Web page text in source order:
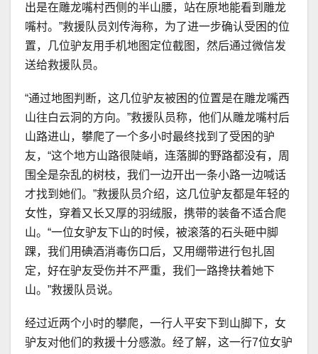
出是在雕龙嘴村西侧的半山腰，站在原地能看到雕龙
嘴村。”救援队员刘传海称，为了进一步确认受困的位
置，几位驴友用手机地图定位截图，然后通过微信发
送给救援队员。
“通过地图判断，这几位驴友被困的位置是在雕龙嘴西
山往白云洞的方向。”救援队员称，他们从雕龙嘴村后
山路进山，攀爬了一个多小时最终找到了受困的驴
友，“这个地方山路很陡峭，连落脚的野路都没有，周
围全是杂乱的树枝，我们一边开出一条小路一边喊话
才找到她们。”救援队员介绍，这几位驴友都是年轻的
女性，穿着又长又厚的羽绒服，携带的装备不适合爬
山。“一位女驴友下山的时候，被滚落的石头砸中脚
踝，我们用碘酒消毒伤口后，又用绷带进行包扎固
定，好在驴友受伤并不严重，我们一路搀扶着她下
山。”救援队员说。
经过近两个小时的攀爬，一行人平安下到山脚下，女
驴友对他们的救援十分感激。经了解，这一行7位女驴